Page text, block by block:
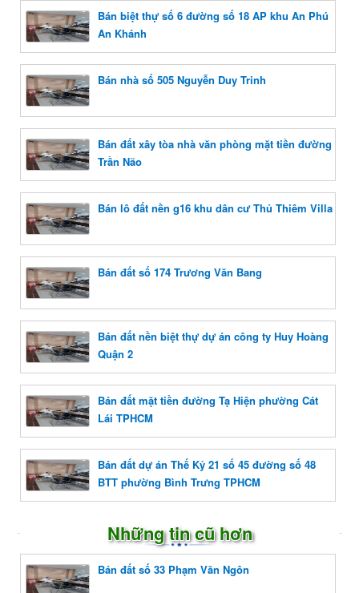
Bán biệt thự số 6 đường số 18 AP khu An Phú
An Khánh
Bán nhà số 505 Nguyễn Duy Trinh
Bán đất xây tòa nhà văn phòng mặt tiền đường
Trần Não
Bán lô đất nền g16 khu dân cư Thủ Thiêm Villa
Bán đất số 174 Trương Văn Bang
Bán đất nền biệt thự dự án công ty Huy Hoàng
Quận 2
Bán đất mặt tiền đường Tạ Hiện phường Cát
Lái TPHCM
Bán đất dự án Thế Kỷ 21 số 45 đường số 48
BTT phường Bình Trưng TPHCM
Những tin cũ hơn
Bán đất số 33 Phạm Văn Ngôn